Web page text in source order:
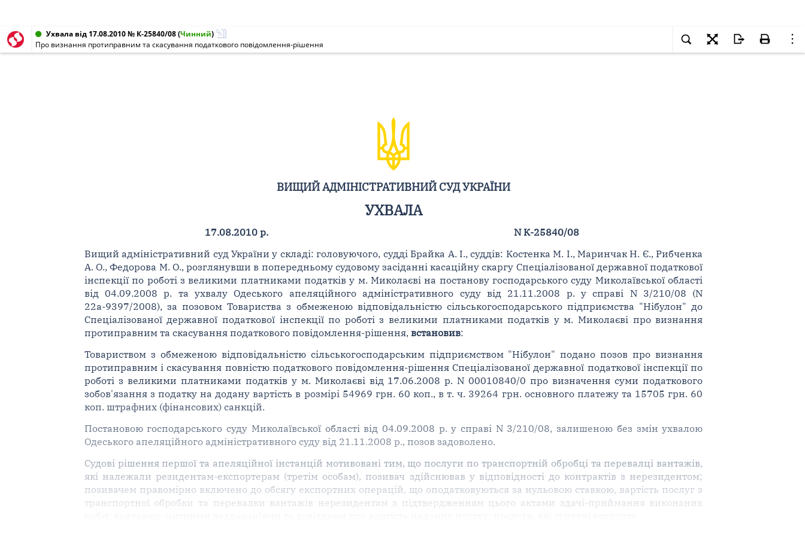
Ухвала від 17.08.2010 № К-25840/08(Чинний)
Про визнання протиправним та скасування податкового повідомлення-рішення
ВИЩИЙ АДМІНІСТРАТИВНИЙ СУД УКРАЇНИ
УХВАЛА
17.08.2010 р.
N К-25840/08
Вищий адміністративний суд України у складі: головуючого, судді Брайка А. І., суддів: Костенка М. І., Маринчак Н. Є., Рибченка
А. О., Федорова М. О., розглянувши в попередньому судовому засіданні касаційну скаргу Спеціалізованої державної податкової
інспекції по роботі з великими платниками податків у м. Миколаєві на постанову господарського суду Миколаївської області
від 04.09.2008 р. та ухвалу Одеського апеляційного адміністративного суду від 21.11.2008 р. у справі N 3/210/08 (N
22а-9397/2008), за позовом Товариства з обмеженою відповідальністю сільськогосподарського підприємства "Нібулон" до
Спеціалізованої державної податкової інспекції по роботі з великими платниками податків у м. Миколаєві про визнання
протиправним та скасування податкового повідомлення-рішення, встановив:
Товариством з обмеженою відповідальністю сільськогосподарським підприємством "Нібулон" подано позов про визнання
протиправним і скасування повністю податкового повідомлення-рішення Спеціалізованої державної податкової інспекції по
роботі з великими платниками податків у м. Миколаєві від 17.06.2008 р. N 00010840/0 про визначення суми податкового
зобов'язання з податку на додану вартість в розмірі 54969 грн. 60 коп., в т. ч. 39264 грн. основного платежу та 15705 грн. 60
коп. штрафних (фінансових) санкцій.
Постановою господарського суду Миколаївської області від 04.09.2008 р. у справі N 3/210/08, залишеною без змін ухвалою
Одеського апеляційного адміністративного суду від 21.11.2008 р., позов задоволено.
Судові рішення першої та апеляційної інстанцій мотивовані тим, що послуги по транспортній обробці та перевалці вантажів,
які належали резидентам-експортерам (третім особам), позивач здійснював у відповідності до контрактів з нерезидентом;
позивачем правомірно включено до обсягу експортних операцій, що оподатковуються за нульовою ставкою, вартість послуг з
транспортної обробки та перевалки вантажів нерезидентам з підтвердженням цього актами здачі-приймання виконаних